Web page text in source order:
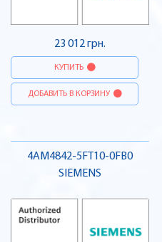
23 012 грн.
КУПИТЬ
ДОБАВИТЬ В КОРЗИНУ
4AM4842-5FT10-0FB0
SIEMENS